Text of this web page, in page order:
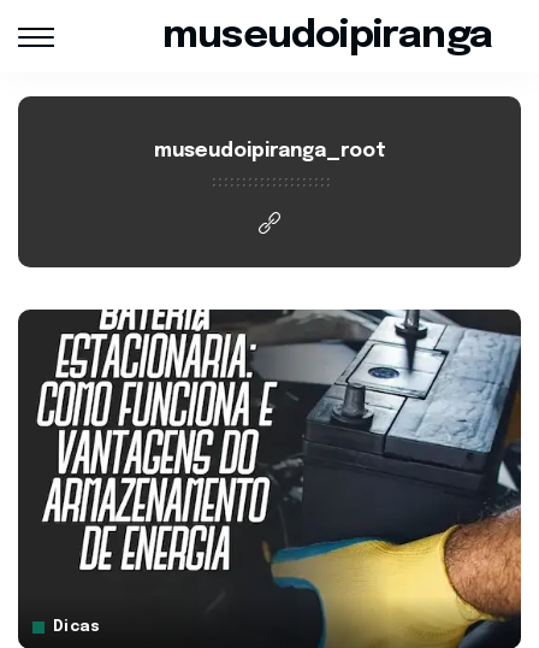
museudoipiranga
museudoipiranga_root
Dicas